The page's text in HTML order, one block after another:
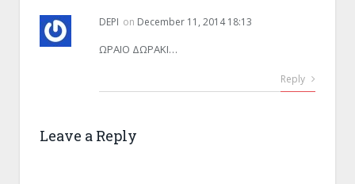
DEPI on December 11, 2014 18:13
ΩΡΑΙΟ ΔΩΡΑΚΙ…
Reply
Leave a Reply